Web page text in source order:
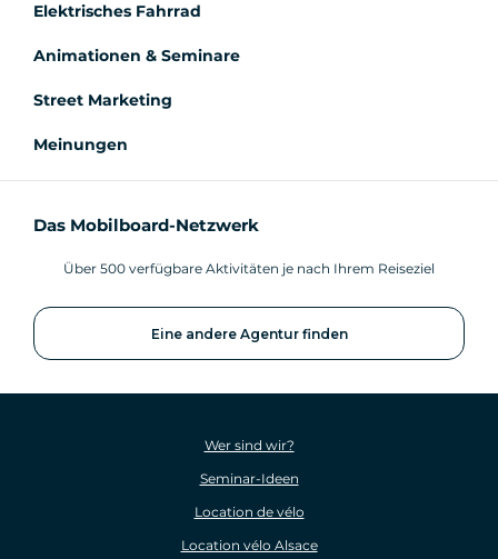
Elektrisches Fahrrad
Animationen & Seminare
Street Marketing
Meinungen
Das Mobilboard-Netzwerk
Über 500 verfügbare Aktivitäten je nach Ihrem Reiseziel
Eine andere Agentur finden
Wer sind wir?
Seminar-Ideen
Location de vélo
Location vélo Alsace